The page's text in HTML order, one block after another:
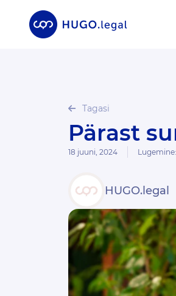
Tagasi
Pärast
18 juuni, 2024 Lugemine:
HUGO.legal